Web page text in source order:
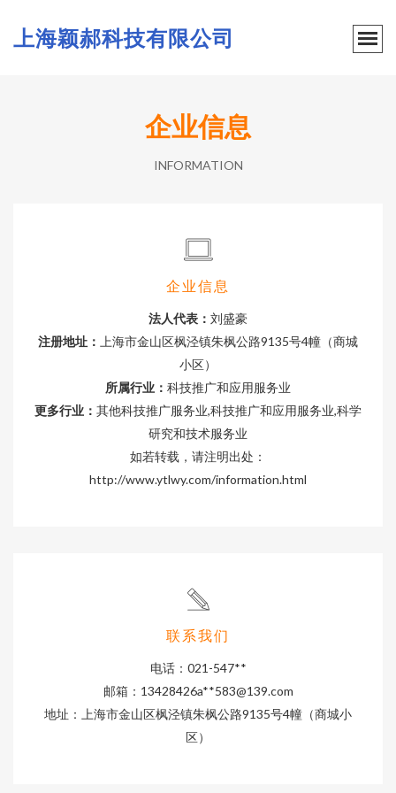
上海颖郝科技有限公司
企业信息
INFORMATION
企业信息
法人代表： 刘盛豪
注册地址：
上海市金山区枫泾镇朱枫公路9135号4幢（商城
小区）
所属行业： 科技推广和应用服务业
更多行业： 其他科技推广服务业,科技推广和应用服务业,科学
研究和技术服务业
如若转载，请注明出处：
http://www.ytlwy.com/information.html
联系我们
电话：021-547**
邮箱：13428426a**583@139.com
地址：上海市金山区枫泾镇朱枫公路9135号4幢（商城小
区）